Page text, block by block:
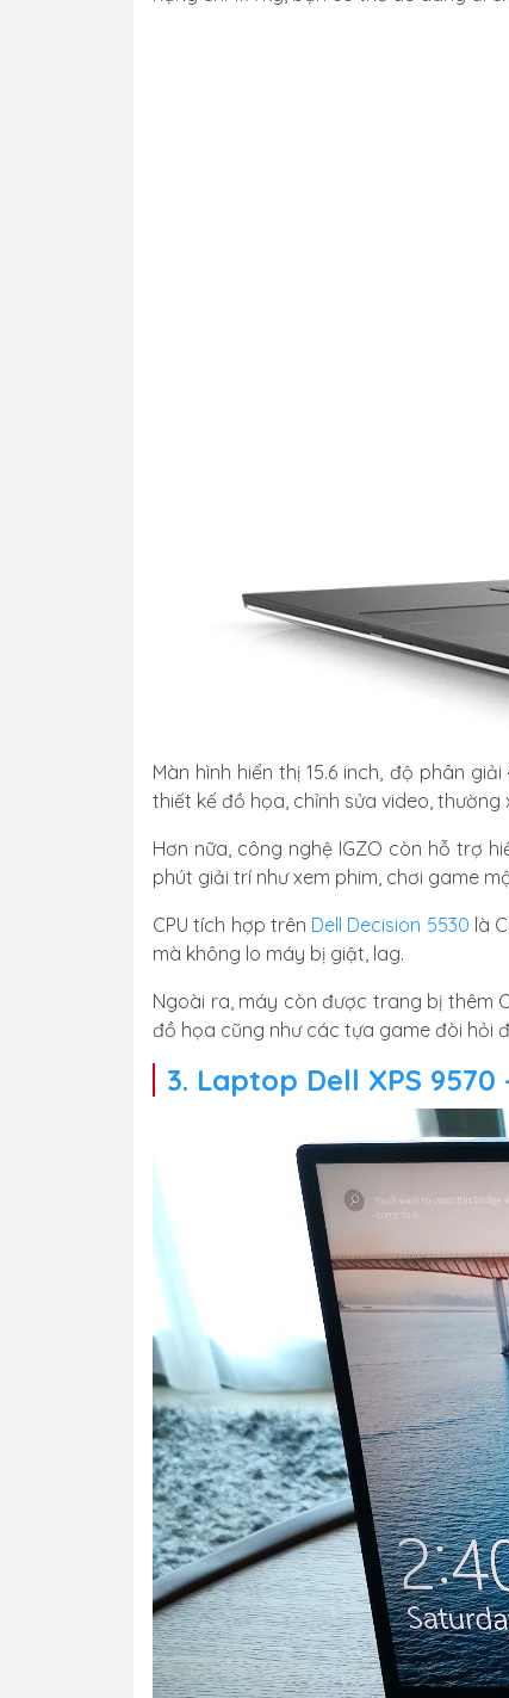
Màn hình hiển thị 15.6 inch, độ phân giải
thiết kế đồ họa, chỉnh sửa video,
Hơn nữa, công nghệ IGZO còn hỗ trợ
phút giải trí như xem phim, chơi game
CPU tích hợp trên Dell Decision 5530 là
mà không lo máy bị giật, lag.
Ngoài ra, máy còn được trang bị thêm
đồ họa cũng như các tựa game đòi hỏi
3. Laptop Dell XPS 9570